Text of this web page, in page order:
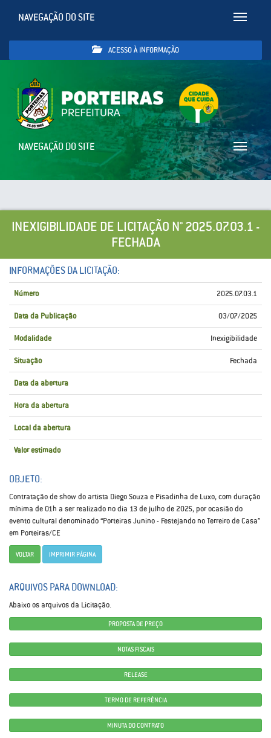
Toggle
NAVEGAÇÃO DO SITE
ACESSO À INFORMAÇÃO
Toggle
NAVEGAÇÃO DO SITE
INEXIGIBILIDADE DE LICITAÇÃO N° 2025.07.03.1 -
FECHADA
INFORMAÇÕES DA LICITAÇÃO:
Número 2025.07.03.1
Data da Publicação 03/07/2025
Modalidade Inexigibilidade
Situação Fechada
Data da abertura
Hora da abertura
Local da abertura
Valor estimado
OBJETO:
Contratação de show do artista Diego Souza e Pisadinha de Luxo, com duração
mínima de 01h a ser realizado no dia 13 de julho de 2025, por ocasião do
evento cultural denominado “Porteiras Junino - Festejando no Terreiro de Casa”
em Porteiras/CE
VOLTAR IMPRIMIR PÁGINA
ARQUIVOS PARA DOWNLOAD:
Abaixo os arquivos da Licitação.
PROPOSTA DE PREÇO
NOTAS FISCAIS
RELEASE
TERMO DE REFERÊNCIA
MINUTA DO CONTRATO